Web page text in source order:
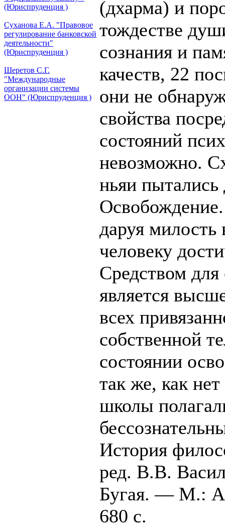
(Юриспруденция )
Суханова Е.А. "Правовое
регулирование банковской
деятельности"
(Юриспруденция )
Шеретов С.Г.
"Международные
организации системы
ООН" (Юриспруденция )
(дхарма) и
тождестве
сознания и
качеств, 22
они не
свойства
состояний
невозможно.
ньяи пытались
даруя
человеку
Средством для
является
всех
собственной
состоянии
так же, как
школы
История
ред. В.В.
Бугая. — М.:
680 с.